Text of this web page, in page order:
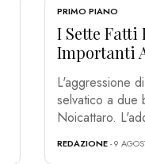
PRIMO PIANO
I Sette Fatti
Importanti
L'aggressione
selvatico a due
Noicattaro.
REDAZIONE- 9